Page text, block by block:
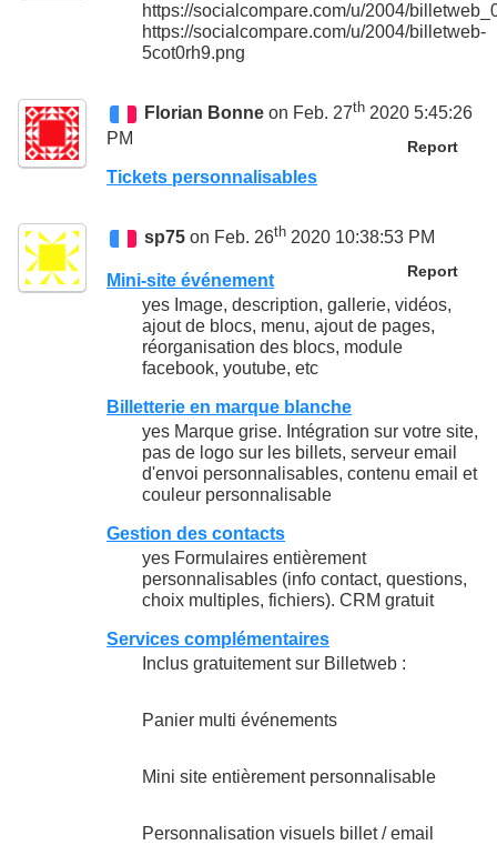
https://socialcompare.com/u/2004/
https://socialcompare.com/u/2004/billetweb-
5cot0rh9.png
Florian Bonne on Feb. 27th 2020 5:45:26
PM
Report
Tickets personnalisables
sp75 on Feb. 26th 2020 10:38:53 PM
Report
Mini-site événement
yes Image, description, gallerie, vidéos,
ajout de blocs, menu, ajout de pages,
réorganisation des blocs, module
facebook, youtube, etc
Billetterie en marque blanche
yes Marque grise. Intégration sur votre site,
pas de logo sur les billets, serveur email
d'envoi personnalisables, contenu email et
couleur personnalisable
Gestion des contacts
yes Formulaires entièrement
personnalisables (info contact, questions,
choix multiples, fichiers). CRM gratuit
Services complémentaires
Inclus gratuitement sur Billetweb :
Panier multi événements
Mini site entièrement personnalisable
Personnalisation visuels billet / email